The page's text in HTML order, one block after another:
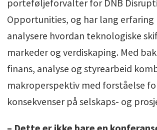
porteføljeforvalter for DNB
Opportunities, og har lang erfaring
analysere hvordan teknologiske
markeder og verdiskaping. Med
finans, analyse og styrearbeid
makroperspektiv med forståelse
konsekvenser på selskaps- og